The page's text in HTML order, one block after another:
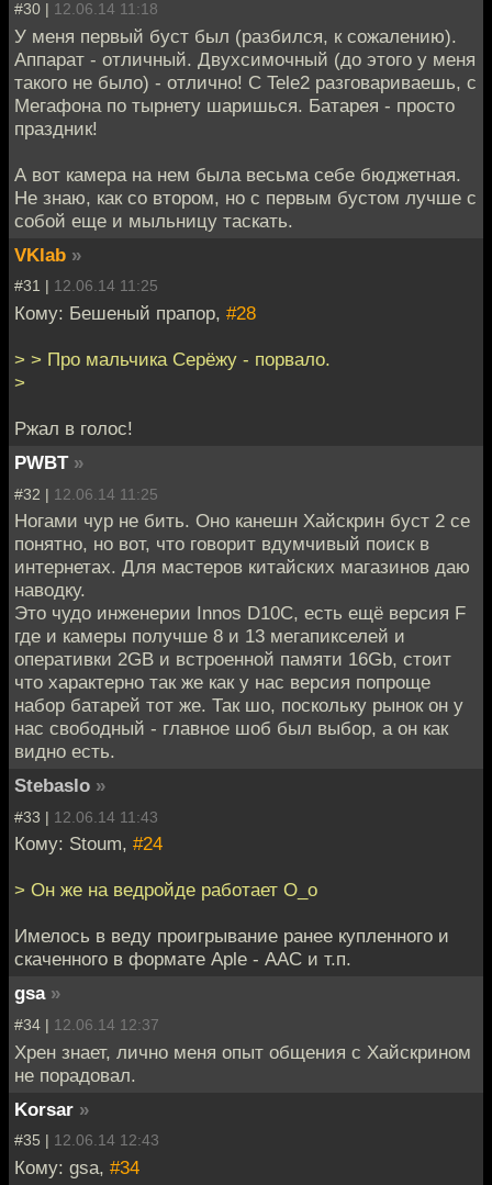
#30 | 12.06.14 11:18
У меня первый буст был (разбился, к сожалению).
Аппарат - отличный. Двухсимочный (до этого у меня
такого не было) - отлично! С Tele2 разговариваешь, с
Мегафона по тырнету шаришься. Батарея - просто
праздник!
А вот камера на нем была весьма себе бюджетная.
Не знаю, как со втором, но с первым бустом лучше с
собой еще и мыльницу таскать.
VKlab »
#31 | 12.06.14 11:25
Кому: Бешеный прапор, #28
> > Про мальчика Серёжу - порвало.
>
Ржал в голос!
PWBT »
#32 | 12.06.14 11:25
Ногами чур не бить. Оно канешн Хайскрин буст 2 ce
понятно, но вот, что говорит вдумчивый поиск в
интернетах. Для мастеров китайских магазинов даю
наводку.
Это чудо инженерии Innos D10C, есть ещё версия F
где и камеры получше 8 и 13 мегапикселей и
оперативки 2GB и встроенной памяти 16Gb, стоит
что характерно так же как у нас версия попроще
набор батарей тот же. Так шо, поскольку рынок он у
нас свободный - главное шоб был выбор, а он как
видно есть.
Stebaslo »
#33 | 12.06.14 11:43
Кому: Stoum, #24
> Он же на ведройде работает О_о
Имелось в веду проигрывание ранее купленного и
скаченного в формате Aple - ААС и т.п.
gsa »
#34 | 12.06.14 12:37
Хрен знает, лично меня опыт общения с Хайскрином
не порадовал.
Korsar »
#35 | 12.06.14 12:43
Кому: gsa, #34